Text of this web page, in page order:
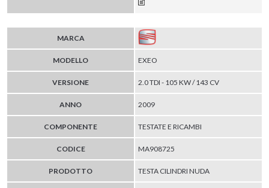
MARCA
MODELLO EXEO
VERSIONE 2.0 TDI - 105 KW / 143 CV
ANNO 2009
COMPONENTE TESTATE E RICAMBI
CODICE MA908725
PRODOTTO TESTA CILINDRI NUDA